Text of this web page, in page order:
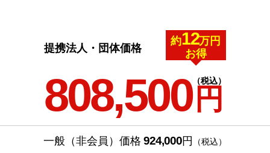
提携法人・団体価格
808,500 円
（税込）
約12万円
お得
一般（非会員）価格 924,000円 （税込）